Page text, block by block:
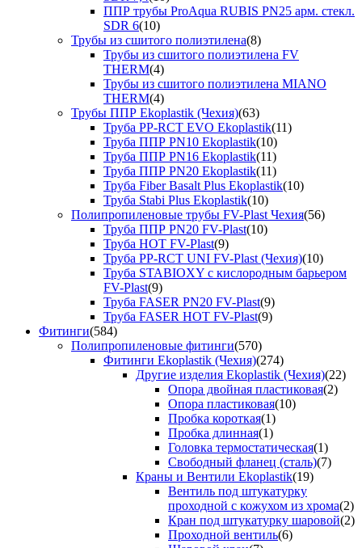
ППР трубы ProAqua RUBIS PN25 арм. стекл.
SDR 6(10)
Трубы из сшитого полиэтилена(8)
Трубы из сшитого полиэтилена FV
THERM(4)
Трубы из сшитого полиэтилена MIANO
THERM(4)
Трубы ППР Ekoplastik (Чехия)(63)
Труба PP-RCT EVO Ekoplastik(11)
Труба ППР PN10 Ekoplastik(10)
Труба ППР PN16 Ekoplastik(11)
Труба ППР PN20 Ekoplastik(11)
Труба Fiber Basalt Plus Ekoplastik(10)
Труба Stabi Plus Ekoplastik(10)
Полипропиленовые трубы FV-Plast Чехия(56)
Труба ППР PN20 FV-Plast(10)
Труба HOT FV-Plast(9)
Труба PP-RCT UNI FV-Plast (Чехия)(10)
Труба STABIOXY с кислородным барьером
FV-Plast(9)
Труба FASER PN20 FV-Plast(9)
Труба FASER HOT FV-Plast(9)
Фитинги(584)
Полипропиленовые фитинги(570)
Фитинги Ekoplastik (Чехия)(274)
Другие изделия Ekoplastik (Чехия)(22)
Опора двойная пластиковая(2)
Опора пластиковая(10)
Пробка короткая(1)
Пробка длинная(1)
Головка термостатическая(1)
Свободный фланец (сталь)(7)
Краны и Вентили Ekoplastik(19)
Вентиль под штукатурку
проходной с кожухом из хрома(2)
Кран под штукатурку шаровой(2)
Проходной вентиль(6)